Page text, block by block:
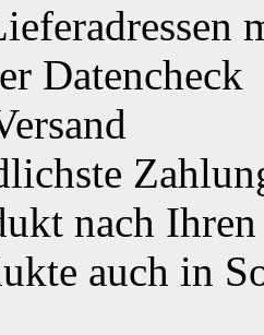
Datencheck
nach
auch in